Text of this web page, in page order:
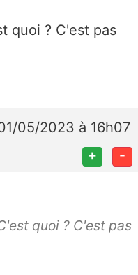
quoi ? C'est pas
05/2023 à 16h07
+ -
quoi ? C'est pas